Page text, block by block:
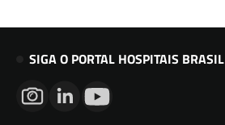
SIGA O PORTAL HOSPITAIS BRASIL